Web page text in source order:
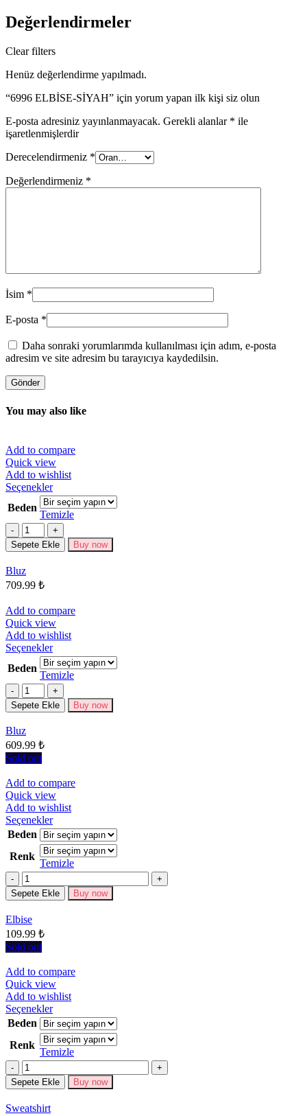
Değerlendirmeler
Clear filters
Henüz değerlendirme yapılmadı.
“6996 ELBİSE-SİYAH” için yorum yapan ilk kişi siz olun
E-posta adresiniz yayınlanmayacak. Gerekli alanlar * ile
işaretlenmişlerdir
Derecelendirmeniz *
Değerlendirmeniz *
İsim *
E-posta *
Daha sonraki yorumlarımda kullanılması için adım, e-posta
adresim ve site adresim bu tarayıcıya kaydedilsin.
You may also like
Add to compare
Quick view
Add to wishlist
SeçeneklerBu
ürünün
birden
fazla
varyasyonu
var.
Beden
Temizle
Miktar
Sepete Ekle Buy now
Bluz
709.99 ₺
Add to compare
Quick view
Add to wishlist
SeçeneklerBu
ürünün
birden
fazla
varyasyonu
var.
Beden
Temizle
Miktar
Sepete Ekle Buy now
Bluz
609.99 ₺
Sold out
Add to compare
Quick view
Add to wishlist
SeçeneklerBu
ürünün
birden
fazla
varyasyonu
Seçenekler
Beden
Renk
Temizle
Miktar
Sepete Ekle Buy now
Elbise
109.99 ₺
Sold out
Add to compare
Quick view
Add to wishlist
SeçeneklerBu
ürünün
birden
fazla
varyasyonu
Seçenekler
Beden
Renk
Temizle
Miktar
Sepete Ekle Buy now
Sweatshirt